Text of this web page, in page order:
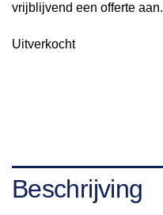
vrijblijvend een offerte aan.
Uitverkocht
Beschrijving